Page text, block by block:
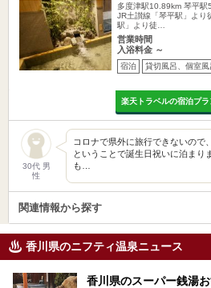
多度津駅10.89km 琴平駅
JR土讃線「琴平駅」より
駅」より徒…
営業時間
入浴料金 ～
宿泊 貸切風呂、個室風
楽天トラベルの宿泊プラ
30代 男
性
コロナで県外に旅行できないので
ということで誕生日祝いに泊まり
も…
関連情報から探す
香川県のニフティ温泉ニュース
香川県のスーパー銭湯